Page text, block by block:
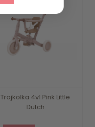
Trojkolka 4v1 Pink Little
Dutch